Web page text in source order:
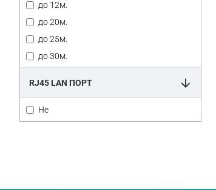
до 12м.
до 20м.
до 25м.
до 30м.
RJ45 LAN ПОРТ
Не